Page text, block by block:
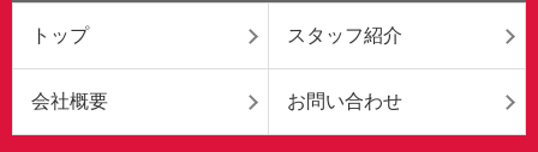
トップ スタッフ紹介
会社概要 お問い合わせ